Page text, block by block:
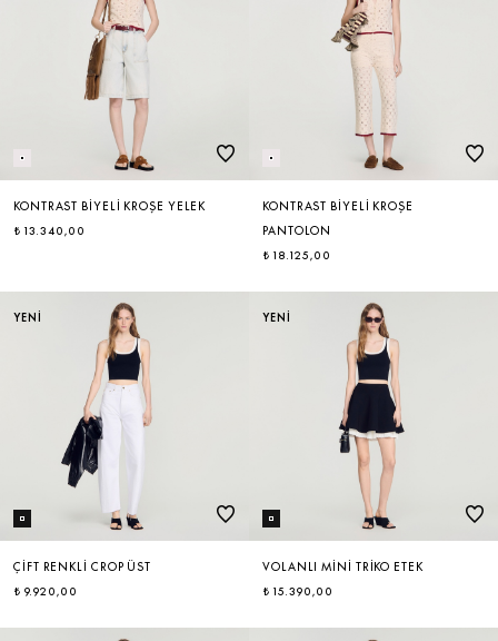
KONTRAST BIYELI KROŞE YELEK
₺ 13.340,00
KONTRAST BIYELI KROŞE
PANTOLON
₺ 18.125,00
YENİ
ÇIFT RENKLI CROP ÜST
₺ 9.920,00
YENİ
VOLANLI MINI TRIKO ETEK
₺ 15.390,00